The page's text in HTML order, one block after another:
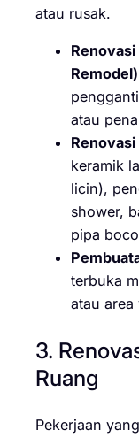
atau rusak.
atau
keramik
licin),
shower,
pipa
terbuka
atau
3.
Ruang
Pekerjaan